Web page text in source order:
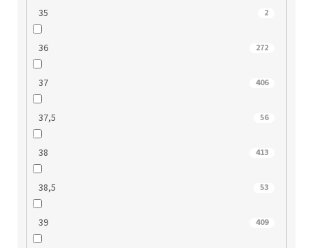
35 2
36 272
37 406
37,5 56
38 413
38,5 53
39 409